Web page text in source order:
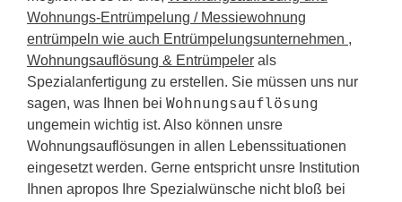
Wohnungs-Entrümpelung / Messiewohnung
entrümpeln wie auch Entrümpelungsunternehmen ,
Wohnungsauflösung & Entrümpeler als
Spezialanfertigung zu erstellen. Sie müssen uns nur
sagen, was Ihnen bei Wohnungsauflösung
ungemein wichtig ist. Also können unsre
Wohnungsauflösungen in allen Lebenssituationen
eingesetzt werden. Gerne entspricht unsre Institution
Ihnen apropos Ihre Spezialwünsche nicht bloß bei